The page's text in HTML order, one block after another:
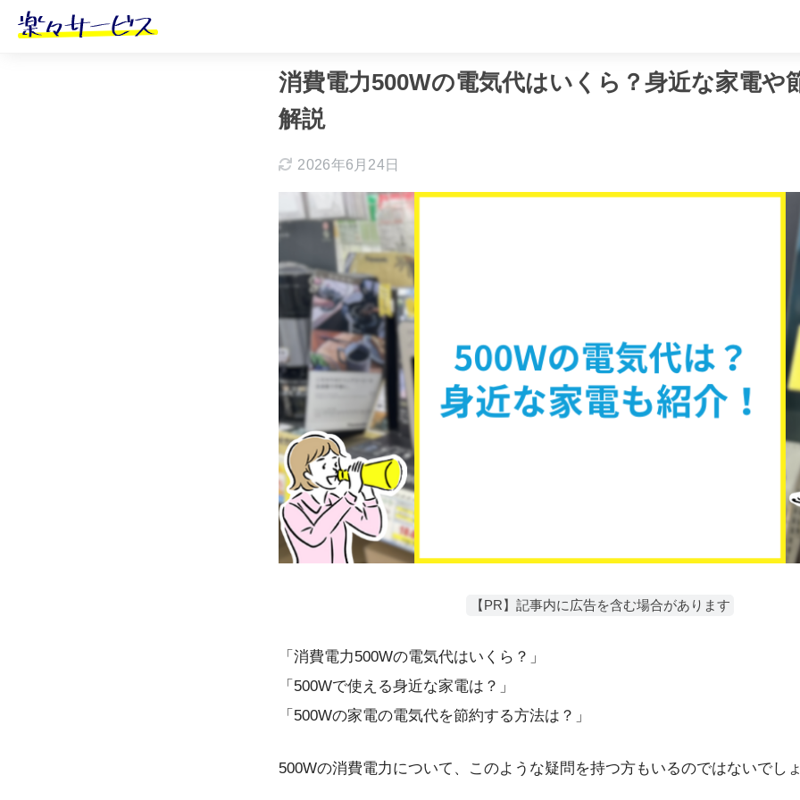
消費電力500Wの電気代はいくら？身近な家電や
解説
2026年6月24日
【PR】記事内に広告を含む場合があります
「消費電力500Wの電気代はいくら？」
「500Wで使える身近な家電は？」
「500Wの家電の電気代を節約する方法は？」
500Wの消費電力について、このような疑問を持つ方もいるのではないでし